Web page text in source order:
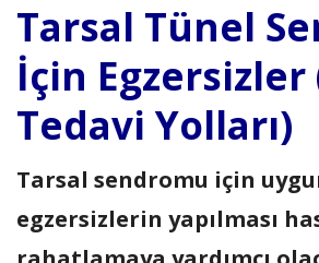
Tarsal Tünel
İçin Egzersizler
Tedavi Yolları)
Tarsal sendromu için
egzersizlerin yapılması